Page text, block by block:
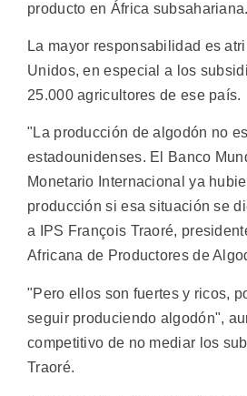
producto en África subsahariana.
La mayor responsabilidad es
Unidos, en especial a los
25.000 agricultores de ese país.
"La producción de algodón no
estadounidenses. El Banco
Monetario Internacional ya
producción si esa situación se
a IPS François Traoré,
Africana de Productores de
"Pero ellos son fuertes y ricos,
seguir produciendo algodón",
competitivo de no mediar los
Traoré.